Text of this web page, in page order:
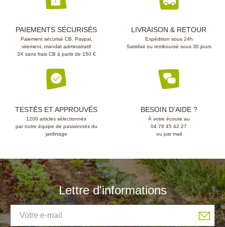
PAIEMENTS SÉCURISÉS
Paiement sécurisé CB, Paypal,
virement, mandat administratif
3X sans frais CB à partir de 150 €
LIVRAISON & RETOUR
Expédition sous 24h
Satisfait ou remboursé sous 30 jours
TESTÉS ET APPROUVÉS
1200 articles sélectionnés
par notre équipe de passionnés du
jardinage
BESOIN D’AIDE ?
À votre écoute au
04 78 45 42 27
ou par mail
Lettre d'informations